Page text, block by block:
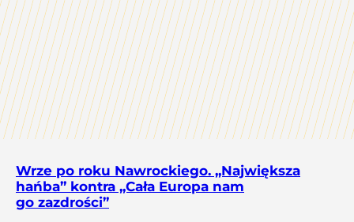
Wrze po roku Nawrockiego. „Największa
hańba” kontra „Cała Europa nam
go zazdrości”